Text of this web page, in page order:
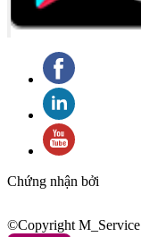
Chứng nhận bởi
©Copyright M_Service